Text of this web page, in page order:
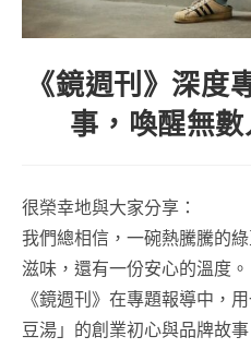
《鏡週刊》深度
事，喚醒無
很榮幸地與大家分享：
我們總相信，一碗熱騰騰的
滋味，還有一份安心的溫度。
《鏡週刊》在專題報導中，
豆湯」的創業初心與品牌故事